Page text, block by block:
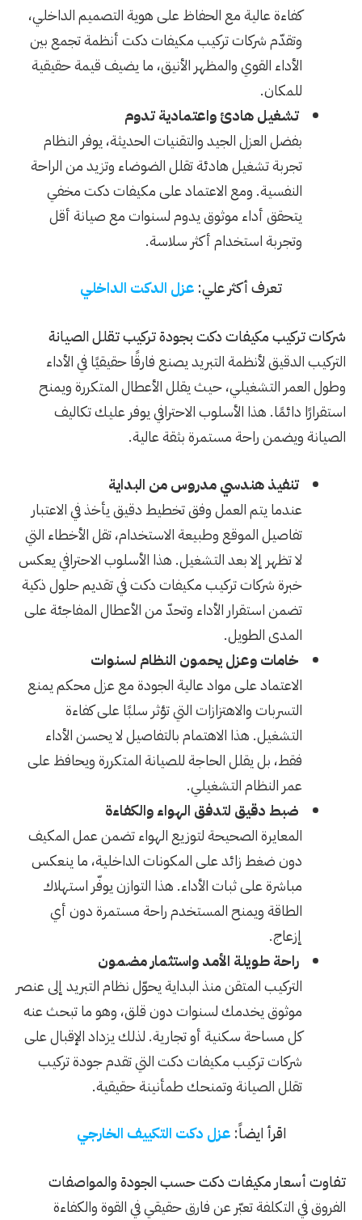
كفاءة عالية مع الحفاظ على هوية التصميم الداخلي،
وتقدّم شركات تركيب مكيفات دكت أنظمة تجمع بين
الأداء القوي والمظهر الأنيق، ما يضيف قيمة حقيقية
للمكان.
تشغيل هادئ واعتمادية تدوم
بفضل العزل الجيد والتقنيات الحديثة، يوفر النظام
تجربة تشغيل هادئة تقلل الضوضاء وتزيد من الراحة
النفسية. ومع الاعتماد على مكيفات دكت مخفي
يتحقق أداء موثوق يدوم لسنوات مع صيانة أقل
وتجربة استخدام أكثر سلاسة.
تعرف أكثر علي: عزل الدكت الداخلي
شركات تركيب مكيفات دكت بجودة تركيب تقلل الصيانة
التركيب الدقيق لأنظمة التبريد يصنع فارقًا حقيقيًا في الأداء
وطول العمر التشغيلي، حيث يقلل الأعطال المتكررة ويمنح
استقرارًا دائمًا. هذا الأسلوب الاحترافي يوفر عليك تكاليف
الصيانة ويضمن راحة مستمرة بثقة عالية.
تنفيذ هندسي مدروس من البداية
عندما يتم العمل وفق تخطيط دقيق يأخذ في الاعتبار
تفاصيل الموقع وطبيعة الاستخدام، تقل الأخطاء التي
لا تظهر إلا بعد التشغيل. هذا الأسلوب الاحترافي يعكس
خبرة شركات تركيب مكيفات دكت في تقديم حلول ذكية
تضمن استقرار الأداء وتحدّ من الأعطال المفاجئة على
المدى الطويل.
خامات وعزل يحمون النظام لسنوات
الاعتماد على مواد عالية الجودة مع عزل محكم يمنع
التسربات والاهتزازات التي تؤثر سلبًا على كفاءة
التشغيل. هذا الاهتمام بالتفاصيل لا يحسن الأداء
فقط، بل يقلل الحاجة للصيانة المتكررة ويحافظ على
عمر النظام التشغيلي.
ضبط دقيق لتدفق الهواء والكفاءة
المعايرة الصحيحة لتوزيع الهواء تضمن عمل المكيف
دون ضغط زائد على المكونات الداخلية، ما ينعكس
مباشرة على ثبات الأداء. هذا التوازن يوفّر استهلاك
الطاقة ويمنح المستخدم راحة مستمرة دون أي
إزعاج.
راحة طويلة الأمد واستثمار مضمون
التركيب المتقن منذ البداية يحوّل نظام التبريد إلى عنصر
موثوق يخدمك لسنوات دون قلق، وهو ما تبحث عنه
كل مساحة سكنية أو تجارية. لذلك يزداد الإقبال على
شركات تركيب مكيفات دكت التي تقدم جودة تركيب
تقلل الصيانة وتمنحك طمأنينة حقيقية.
اقرأ ايضاً: عزل دكت التكييف الخارجي
تفاوت أسعار مكيفات دكت حسب الجودة والمواصفات
الفروق في التكلفة تعبّر عن فارق حقيقي في القوة والكفاءة